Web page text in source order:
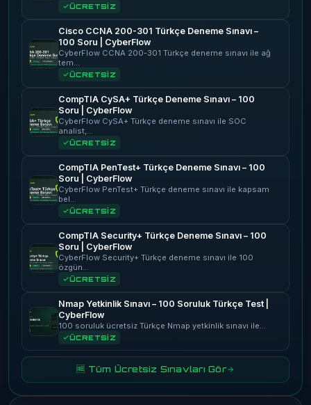
ÜCRETSİZ
Cisco CCNA 200-301 Türkçe Deneme Sınavı –
100 Soru | CyberFlow
CyberFlow CCNA 200-301 Türkçe deneme sınavı ile ağ
tem…
ÜCRETSİZ
CompTIA CySA+ Türkçe Deneme Sınavı – 100
Soru | CyberFlow
CyberFlow CySA+ Türkçe deneme sınavı ile SOC
analist,…
ÜCRETSİZ
CompTIA PenTest+ Türkçe Deneme Sınavı – 100
Soru | CyberFlow
CyberFlow PenTest+ Türkçe deneme sınavı ile kapsam
bel…
ÜCRETSİZ
CompTIA Security+ Türkçe Deneme Sınavı – 100
Soru | CyberFlow
CyberFlow Security+ Türkçe deneme sınavı ile 100
özgün…
ÜCRETSİZ
Nmap Yetkinlik Sınavı – 100 Soruluk Türkçe Test |
CyberFlow
100 soruluk ücretsiz Türkçe Nmap yetkinlik sınavı ile…
ÜCRETSİZ
🆓 Tüm Ücretsiz Sınavları Gör